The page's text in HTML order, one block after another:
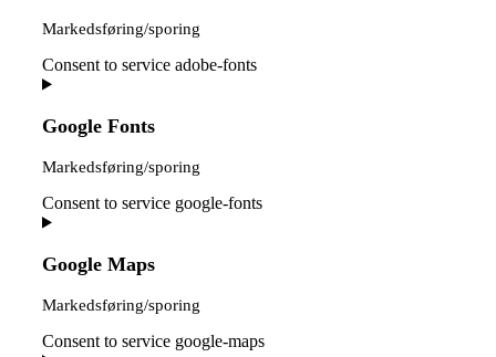
Markedsføring/sporing
Consent to service adobe-fonts
Google Fonts
Markedsføring/sporing
Consent to service google-fonts
Google Maps
Markedsføring/sporing
Consent to service google-maps